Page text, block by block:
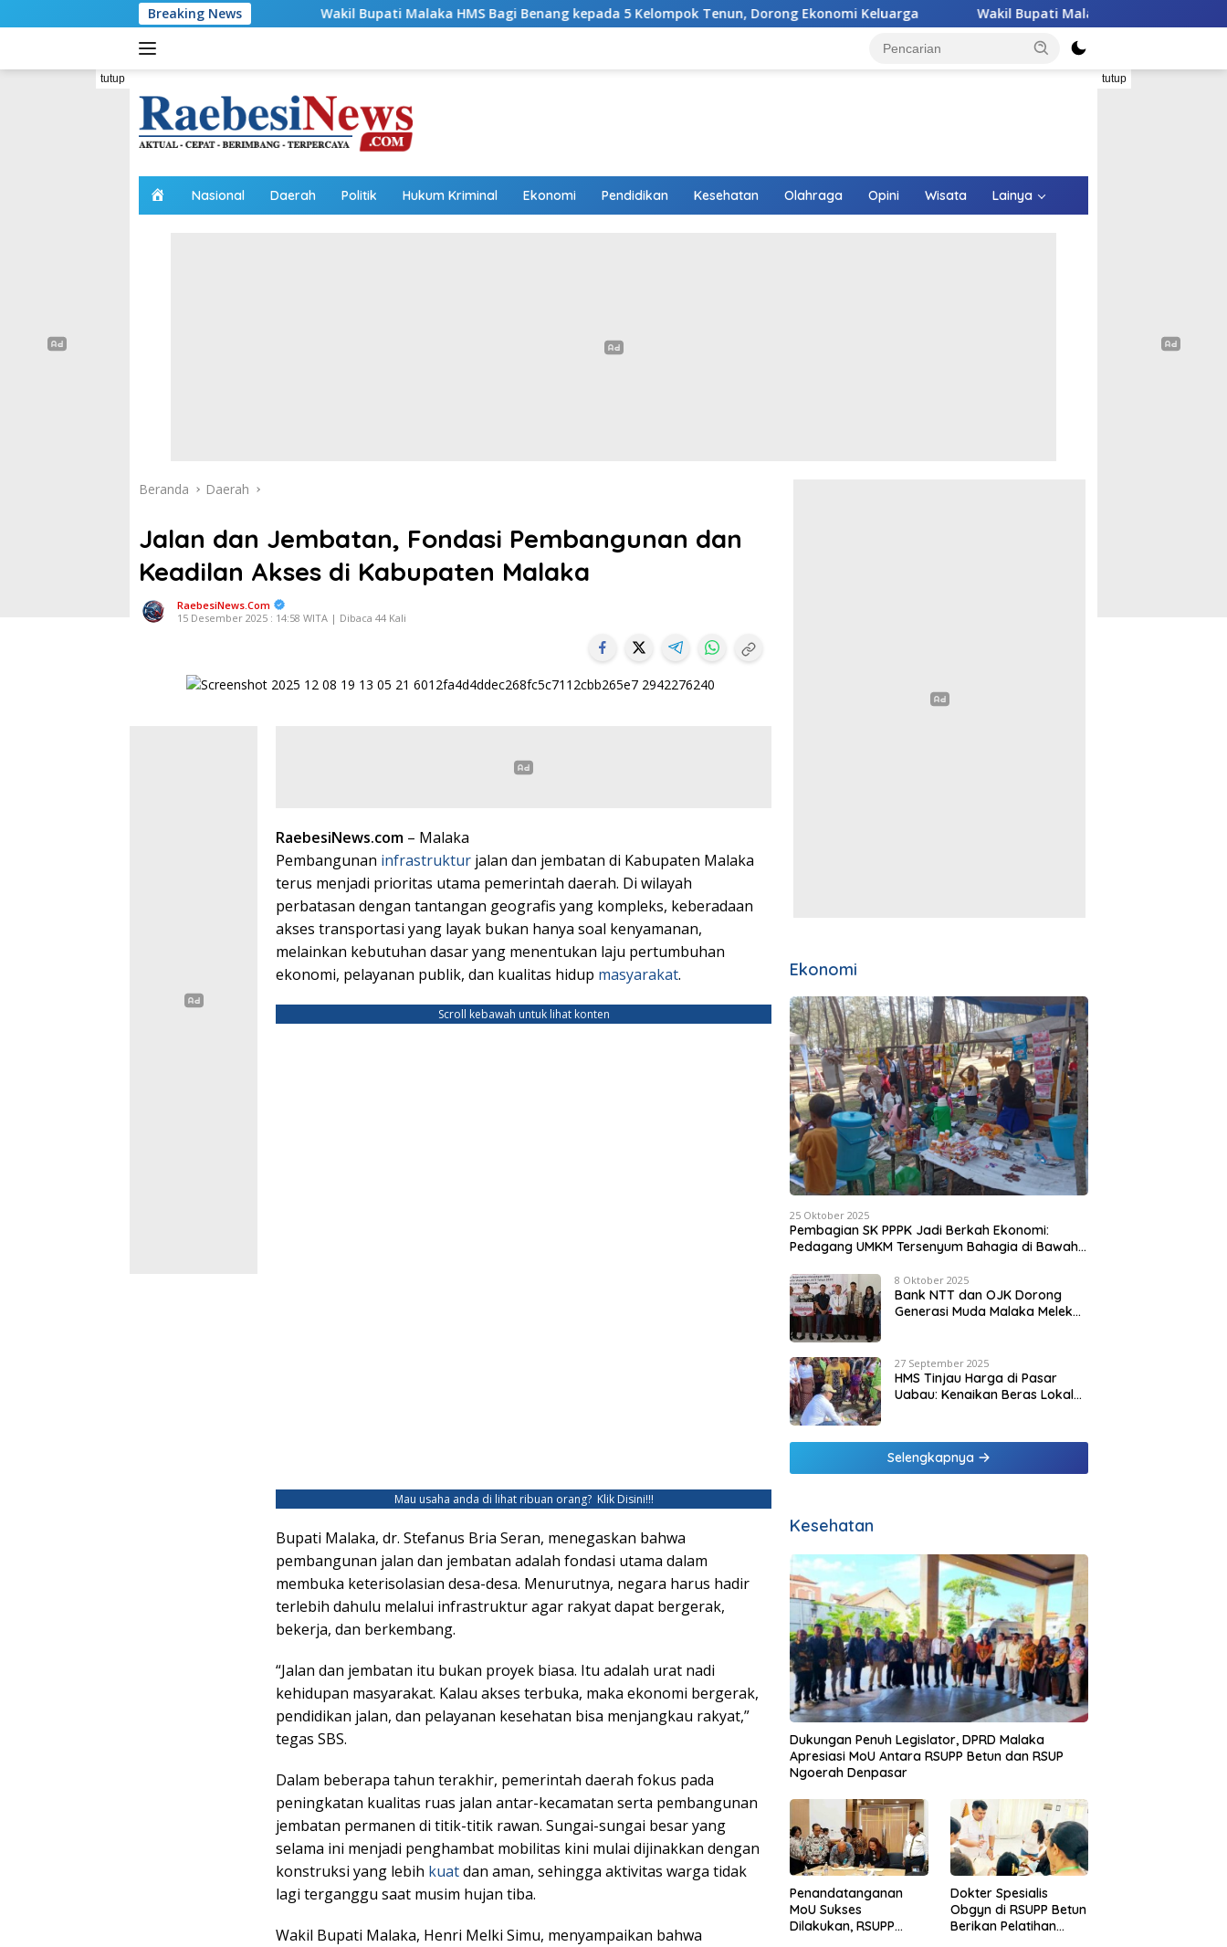
ke
Breaking News
Wakil Bupati Malaka HMS Bagi Benang kepada 5 Kelompok Tenun, Dorong Ekonomi Keluarga Wakil Bupati Malaka HMS Tinjau Kelompok Peternak Babi
tutup tutup
o
Nasional Daerah Politik Hukum Kriminal Ekonomi Pendidikan Kesehatan Olahraga Opini Wisata Lainya
Beranda Daerah
Jalan dan Jembatan, Fondasi Pembangunan dan
Keadilan Akses di Kabupaten Malaka
RaebesiNews.Com
15 Desember 2025 : 14:58 WITA | Dibaca 44 Kali
RaebesiNews.com – Malaka
Pembangunan infrastruktur jalan dan jembatan di Kabupaten Malaka
terus menjadi prioritas utama pemerintah daerah. Di wilayah
perbatasan dengan tantangan geografis yang kompleks, keberadaan
akses transportasi yang layak bukan hanya soal kenyamanan,
melainkan kebutuhan dasar yang menentukan laju pertumbuhan
ekonomi, pelayanan publik, dan kualitas hidup masyarakat.
Scroll kebawah untuk lihat konten
Mau usaha anda di lihat ribuan orang?Klik Disini!!!
Bupati Malaka, dr. Stefanus Bria Seran, menegaskan bahwa
pembangunan jalan dan jembatan adalah fondasi utama dalam
membuka keterisolasian desa-desa. Menurutnya, negara harus hadir
terlebih dahulu melalui infrastruktur agar rakyat dapat bergerak,
bekerja, dan berkembang.
“Jalan dan jembatan itu bukan proyek biasa. Itu adalah urat nadi
kehidupan masyarakat. Kalau akses terbuka, maka ekonomi bergerak,
pendidikan jalan, dan pelayanan kesehatan bisa menjangkau rakyat,”
tegas SBS.
Dalam beberapa tahun terakhir, pemerintah daerah fokus pada
peningkatan kualitas ruas jalan antar-kecamatan serta pembangunan
jembatan permanen di titik-titik rawan. Sungai-sungai besar yang
selama ini menjadi penghambat mobilitas kini mulai dijinakkan dengan
konstruksi yang lebih kuatdan aman, sehingga aktivitas warga tidak
lagi terganggu saat musim hujan tiba.
Wakil Bupati Malaka, Henri Melki Simu, menyampaikan bahwa
Ekonomi
25 Oktober 2025
Pembagian SK PPPK Jadi Berkah Ekonomi:
Pedagang UMKM Tersenyum Bahagia di Bawah
8 Oktober 2025
Bank NTT dan OJK Dorong
Generasi Muda Malaka Melek
27 September 2025
HMS Tinjau Harga di Pasar
Uabau: Kenaikan Beras Lokal
Selengkapnya
Kesehatan
Dukungan Penuh Legislator, DPRD Malaka
Apresiasi MoU Antara RSUPP Betun dan RSUP
Ngoerah Denpasar
Penandatanganan
MoU Sukses
Dilakukan, RSUPP
Dokter Spesialis
Obgyn di RSUPP Betun
Berikan Pelatihan